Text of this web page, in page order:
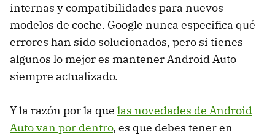
internas y compatibilidades para nuevos
modelos de coche. Google nunca especifica qué
errores han sido solucionados, pero si tienes
algunos lo mejor es mantener Android Auto
siempre actualizado.
Y la razón por la que las novedades de Android
Auto van por dentro, es que debes tener en